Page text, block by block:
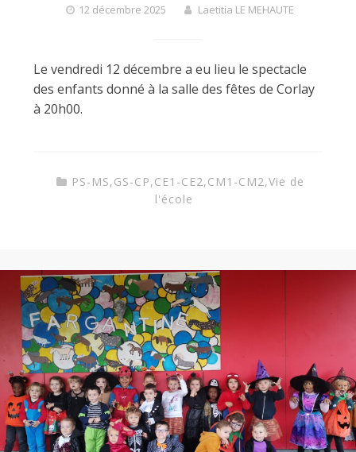
12 décembre 2025 Laetitia LE MEHAUTE
Le vendredi 12 décembre a eu lieu le spectacle
des enfants donné à la salle des fêtes de Corlay
à 20h00.
PS-MS,GS-CP,CE1-CE2,CM1-CM2,Vie de
l'école